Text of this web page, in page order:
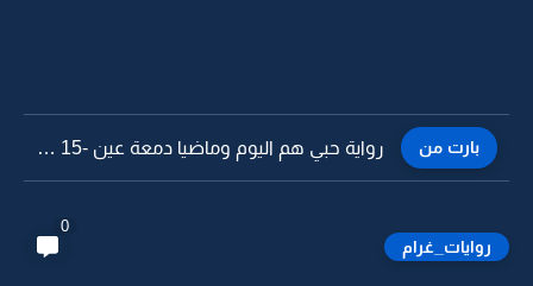
بارت من رواية حبي هم اليوم وماضيا دمعة عين -14
روايات_غرام
0